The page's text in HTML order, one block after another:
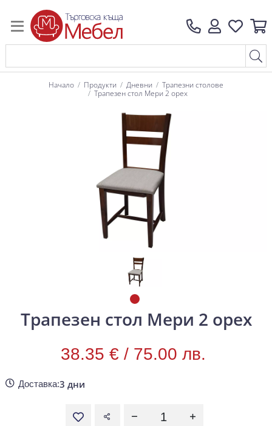
Начало Продукти Дневни
Трапезни столове
Трапезен стол Мери 2 орех
Трапезен стол Мери 2 орех
38.35 € / 75.00 лв.
Доставка:3 дни